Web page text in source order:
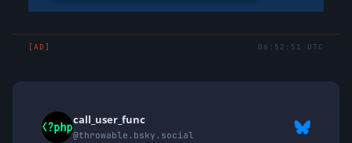
[AD] 06:52:51 UTC
call_user_func
@throwable.bsky.social